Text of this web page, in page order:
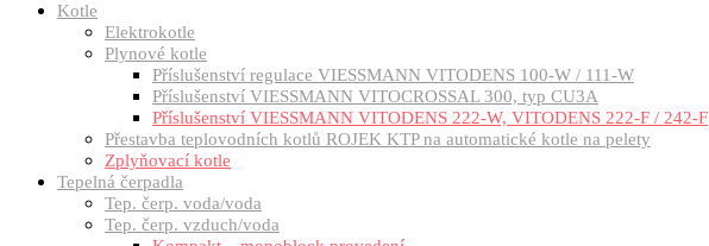
Kotle
Elektrokotle
Plynové kotle
Příslušenství regulace VIESSMANN VITODENS 100-W / 111-W
Příslušenství VIESSMANN VITOCROSSAL 300, typ CU3A
Příslušenství VIESSMANN VITODENS 222-W, VITODENS 222-F / 242-F
Přestavba teplovodních kotlů ROJEK KTP na automatické kotle na pelety
Zplyňovací kotle
Tepelná čerpadla
Tep. čerp. voda/voda
Tep. čerp. vzduch/voda